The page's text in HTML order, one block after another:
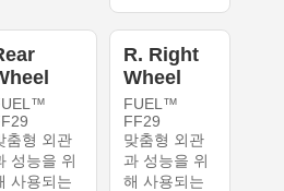
춤형 외관
성능을 위
사용되는
R. Right
Wheel
FUEL™
FF29
맞춤형 외관
과 성능을 위
해 사용되는